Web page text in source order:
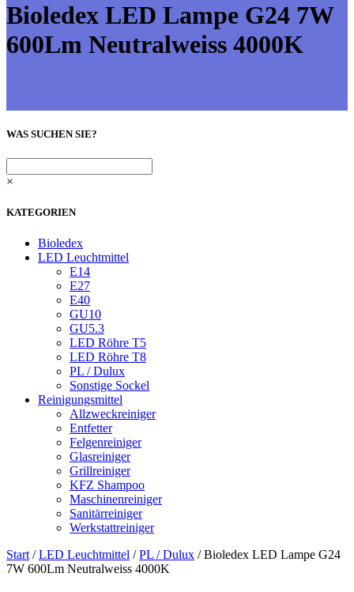
Bioledex LED Lampe G24 7W
600Lm Neutralweiss 4000K
WAS SUCHEN SIE?
×
KATEGORIEN
Bioledex
LED Leuchtmittel
E14
E27
E40
GU10
GU5.3
LED Röhre T5
LED Röhre T8
PL / Dulux
Sonstige Sockel
Reinigungsmittel
Allzweckreiniger
Entfetter
Felgenreiniger
Glasreiniger
Grillreiniger
KFZ Shampoo
Maschinenreiniger
Sanitärreiniger
Werkstattreiniger
Start /LED Leuchtmittel /PL / Dulux / Bioledex LED Lampe G24
7W 600Lm Neutralweiss 4000K